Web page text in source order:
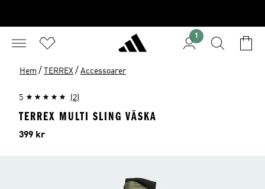
1
Hem / TERREX / Accessoarer
5 (2)
TERREX MULTI SLING VÄSKA
Pris
399 kr